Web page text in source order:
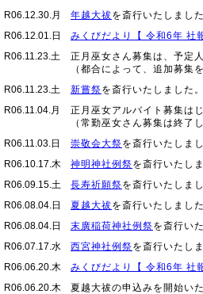
R06.12.30.月
年越大祓を斎行いたしました
R06.12.01.日
みくびだより【 令和6年 社
R06.11.23.土
正月巫女さん募集は、予定
（都合によって、追加募集
R06.11.23.土
新嘗祭を斎行いたしました。
R06.11.04.月
正月巫女アルバイト募集は
（常勤巫女さん募集は終了
R06.11.03.日
崇敬会大祭を斎行いたしまし
R06.10.17.木
神明神社例祭を斎行いたし
R06.09.15.土
長寿祈願祭を斎行いたしまし
R06.08.04.日
夏越大祓を斎行いたしました
R06.08.04.日
末廣稲荷神社例祭を斎行い
R06.07.17.水
西宮神社例祭を斎行いたし
R06.06.20.木
みくびだより【 令和6年 社
R06.06.20.木
夏越大祓の申込みを開始い